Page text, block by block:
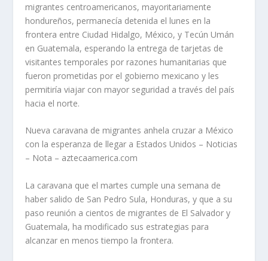
migrantes centroamericanos, mayoritariamente
hondureños, permanecía detenida el lunes en la
frontera entre Ciudad Hidalgo, México, y Tecún Umán
en Guatemala, esperando la entrega de tarjetas de
visitantes temporales por razones humanitarias que
fueron prometidas por el gobierno mexicano y les
permitiría viajar con mayor seguridad a través del país
hacia el norte.
Nueva caravana de migrantes anhela cruzar a México
con la esperanza de llegar a Estados Unidos – Noticias
– Nota – aztecaamerica.com
La caravana que el martes cumple una semana de
haber salido de San Pedro Sula, Honduras, y que a su
paso reunión a cientos de migrantes de El Salvador y
Guatemala, ha modificado sus estrategias para
alcanzar en menos tiempo la frontera.